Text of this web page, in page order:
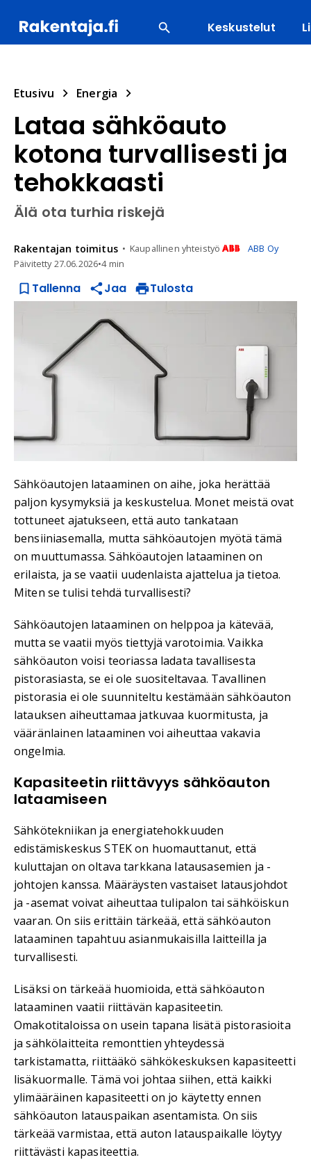
Keskustelut
Etusivu Energia
Lataa sähköauto
kotona turvallisesti ja
tehokkaasti
Älä ota turhia riskejä
Rakentajan toimitus Kaupallinen yhteistyö
ABB Oy
Päivitetty27.06.2026•4 min
Tallenna Jaa Tulosta
Sähköautojen lataaminen on aihe, joka herättää
paljon kysymyksiä ja keskustelua. Monet meistä ovat
tottuneet ajatukseen, että auto tankataan
bensiiniasemalla, mutta sähköautojen myötä tämä
on muuttumassa. Sähköautojen lataaminen on
erilaista, ja se vaatii uudenlaista ajattelua ja tietoa.
Miten se tulisi tehdä turvallisesti?
Sähköautojen lataaminen on helppoa ja kätevää,
mutta se vaatii myös tiettyjä varotoimia. Vaikka
sähköauton voisi teoriassa ladata tavallisesta
pistorasiasta, se ei ole suositeltavaa. Tavallinen
pistorasia ei ole suunniteltu kestämään sähköauton
latauksen aiheuttamaa jatkuvaa kuormitusta, ja
vääränlainen lataaminen voi aiheuttaa vakavia
ongelmia.
Kapasiteetin riittävyys sähköauton
lataamiseen
Sähkötekniikan ja energiatehokkuuden
edistämiskeskus STEK on huomauttanut, että
kuluttajan on oltava tarkkana latausasemien ja -
johtojen kanssa. Määräysten vastaiset latausjohdot
ja -asemat voivat aiheuttaa tulipalon tai sähköiskun
vaaran. On siis erittäin tärkeää, että sähköauton
lataaminen tapahtuu asianmukaisilla laitteilla ja
turvallisesti.
Lisäksi on tärkeää huomioida, että sähköauton
lataaminen vaatii riittävän kapasiteetin.
Omakotitaloissa on usein tapana lisätä pistorasioita
ja sähkölaitteita remonttien yhteydessä
tarkistamatta, riittääkö sähkökeskuksen kapasiteetti
lisäkuormalle. Tämä voi johtaa siihen, että kaikki
ylimääräinen kapasiteetti on jo käytetty ennen
sähköauton latauspaikan asentamista. On siis
tärkeää varmistaa, että auton latauspaikalle löytyy
riittävästi kapasiteettia.